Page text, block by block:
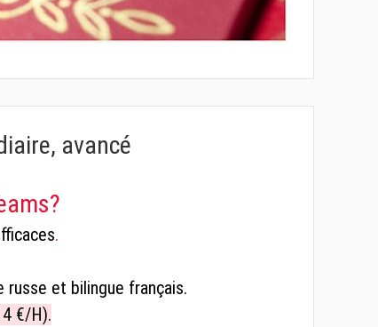
avancé
.
russe et bilingue français.
€/H).